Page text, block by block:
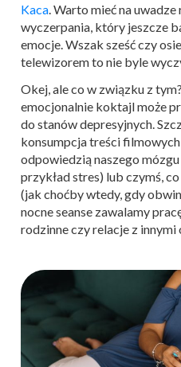
Kaca. Warto mieć na
wyczerpania, który jeszcze
emocje. Wszak sześć czy
telewizorem to nie byle
Okej, ale co w związku z
emocjonalnie koktajl może
do stanów depresyjnych.
konsumpcja treści
odpowiedzią naszego
przykład stres) lub czymś,
(jak choćby wtedy, gdy
nocne seanse zawalamy
rodzinne czy relacje z innymi